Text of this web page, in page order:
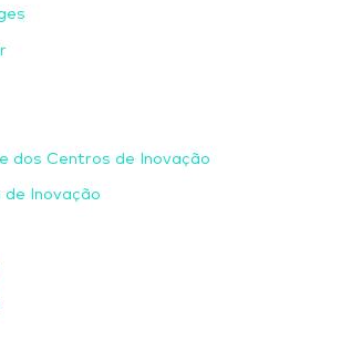
dos Centros de Inovação
de Inovação